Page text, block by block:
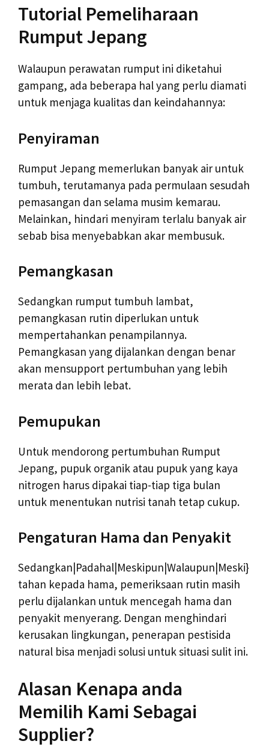
Tutorial Pemeliharaan
Rumput Jepang
Walaupun perawatan rumput ini diketahui
gampang, ada beberapa hal yang perlu diamati
untuk menjaga kualitas dan keindahannya:
Penyiraman
Rumput Jepang memerlukan banyak air untuk
tumbuh, terutamanya pada permulaan sesudah
pemasangan dan selama musim kemarau.
Melainkan, hindari menyiram terlalu banyak air
sebab bisa menyebabkan akar membusuk.
Pemangkasan
Sedangkan rumput tumbuh lambat,
pemangkasan rutin diperlukan untuk
mempertahankan penampilannya.
Pemangkasan yang dijalankan dengan benar
akan mensupport pertumbuhan yang lebih
merata dan lebih lebat.
Pemupukan
Untuk mendorong pertumbuhan Rumput
Jepang, pupuk organik atau pupuk yang kaya
nitrogen harus dipakai tiap-tiap tiga bulan
untuk menentukan nutrisi tanah tetap cukup.
Pengaturan Hama dan Penyakit
Sedangkan|Padahal|Meskipun|Walaupun|Meski}
tahan kepada hama, pemeriksaan rutin masih
perlu dijalankan untuk mencegah hama dan
penyakit menyerang. Dengan menghindari
kerusakan lingkungan, penerapan pestisida
natural bisa menjadi solusi untuk situasi sulit ini.
Alasan Kenapa anda
Memilih Kami Sebagai
Supplier?